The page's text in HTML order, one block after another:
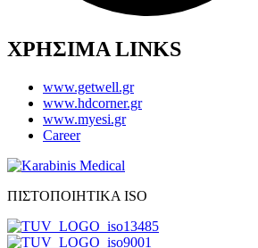
ΧΡΗΣΙΜΑ LINKS
www.getwell.gr
www.hdcorner.gr
www.myesi.gr
Career
ΠΙΣΤΟΠΟΙΗΤΙΚΑ ISO